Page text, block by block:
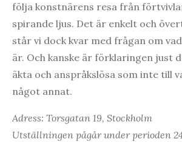
följa konstnärens resa från
spirande ljus. Det är enkelt och
står vi dock kvar med frågan om
är. Och kanske är förklaringen just
äkta och anspråkslösa som inte till
något annat.
Adress: Torsgatan 19, Stockholm
Utställningen pågår under perioden